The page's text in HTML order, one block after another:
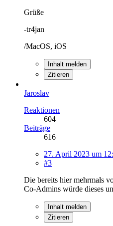
Grüße
-tr4jan
/MacOS, iOS
Inhalt melden
Zitieren
Jaroslav
Reaktionen
604
Beiträge
616
27. April 2023 um
#3
Die bereits hier mehrmals
Co-Admins würde dieses
Inhalt melden
Zitieren